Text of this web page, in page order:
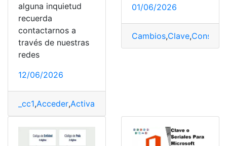
alguna inquietud
recuerda
contactarnos a
través de nuestras
redes
12/06/2026
_cc1,Acceder,Activar
01/06/2026
Cambios,Clave,